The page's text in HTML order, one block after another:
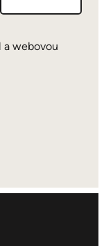
webovou